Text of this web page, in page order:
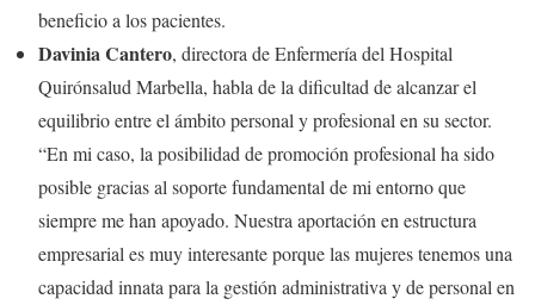
beneficio a los pacientes.
Davinia Cantero, directora de Enfermería del Hospital
Quirónsalud Marbella, habla de la dificultad de alcanzar el
equilibrio entre el ámbito personal y profesional en su sector.
“En mi caso, la posibilidad de promoción profesional ha sido
posible gracias al soporte fundamental de mi entorno que
siempre me han apoyado. Nuestra aportación en estructura
empresarial es muy interesante porque las mujeres tenemos una
capacidad innata para la gestión administrativa y de personal en